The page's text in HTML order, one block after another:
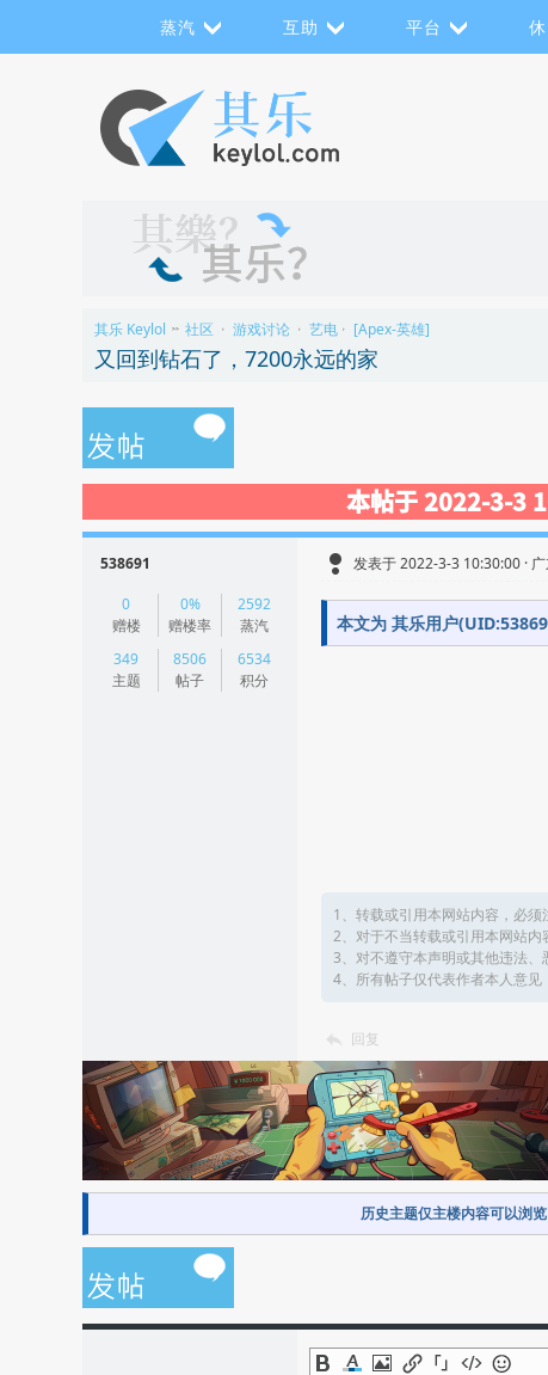
蒸汽 互助 平台
其乐 Keylol >> 社区 › 游戏讨论 › 艺电 › [Apex-英雄]
又回到钻石了，7200永远的家
本帖于 2022-3-3
538691
0
赠楼
0%
赠楼率
2592
蒸汽
349
主题
8506
帖子
6534
积分
发表于 2022-3-3 10:30:00 ·
阅读模式
本文为 其乐用户
1、转载或引用本网站内容，必须
2、对于不当转载或引用本网站
3、对不遵守本声明或其他违法
4、所有帖子仅代表作者本人意见
回复
历史主题仅主楼内容可以浏